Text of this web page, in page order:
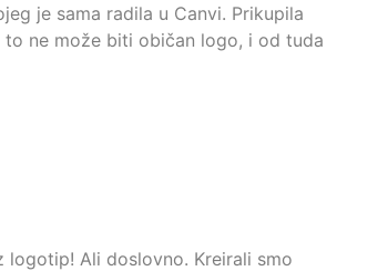
je sama radila u Canvi. Prikupila
ne može biti običan logo, i od tuda
Ali doslovno. Kreirali smo